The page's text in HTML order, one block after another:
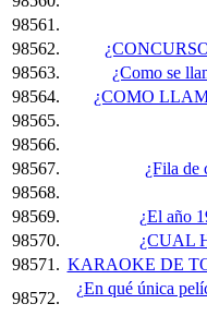
98561.
98562.
98563.
¿Como se
98564.
¿COMO
98565.
98566.
98567.
¿Fila de
98568.
98569.
¿El año
98570.
¿CUAL
98571. KARAOKE DE
98572.
¿En qué única